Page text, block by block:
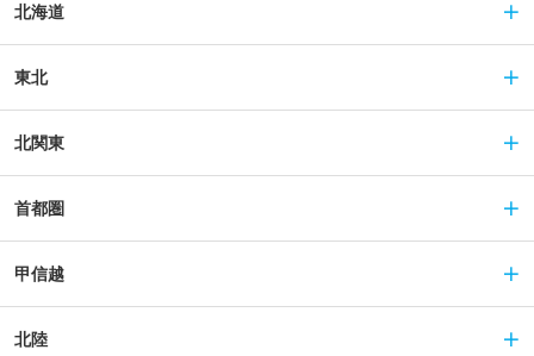
北海道
東北
北関東
首都圏
甲信越
北陸